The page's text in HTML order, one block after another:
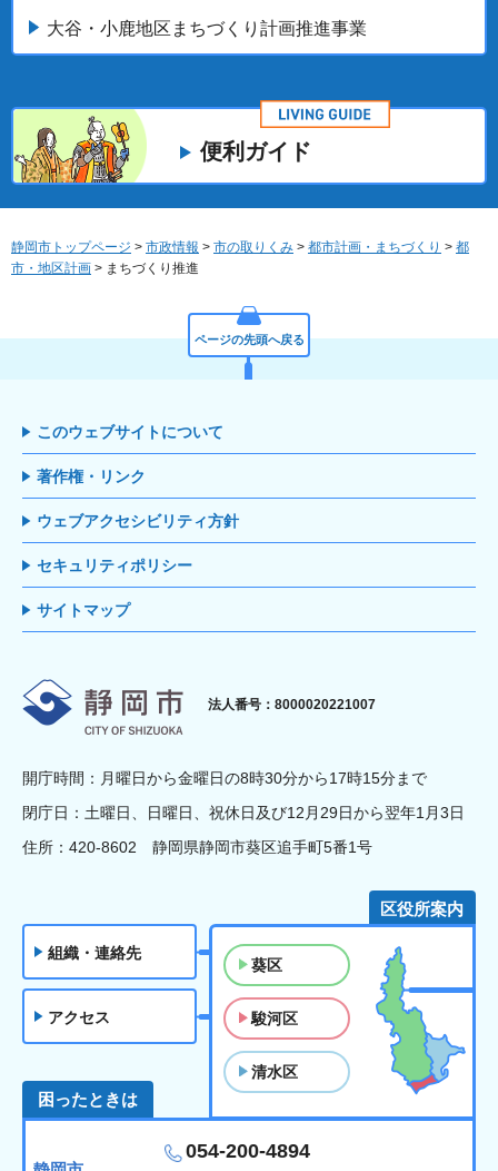
大谷・小鹿地区まちづくり計画推進事業
便利ガイド
静岡市トップページ > 市政情報 > 市の取りくみ > 都市計画・まちづくり > 都
市・地区計画 > まちづくり推進
ページの先頭へ戻る
このウェブサイトについて
著作権・リンク
ウェブアクセシビリティ方針
セキュリティポリシー
サイトマップ
静岡市
法人番号：8000020221007
開庁時間：月曜日から金曜日の8時30分から17時15分まで
閉庁日：土曜日、日曜日、祝休日及び12月29日から翌年1月3日
住所：420-8602 静岡県静岡市葵区追手町5番1号
組織・連絡先
アクセス
区役所案内
葵区
駿河区
清水区
困ったときは
054-200-4894